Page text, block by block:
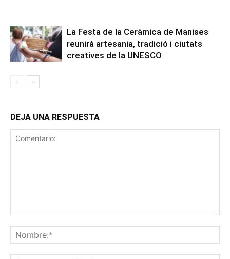
La Festa de la Ceràmica de Manises
reunirà artesania, tradició i ciutats
creatives de la UNESCO
DEJA UNA RESPUESTA